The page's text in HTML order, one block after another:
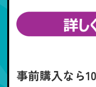
事前購入なら